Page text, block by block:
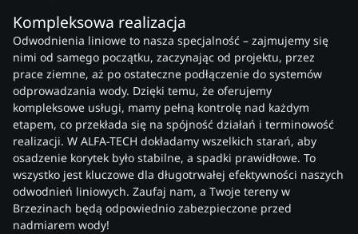
Kompleksowa realizacja
Odwodnienia liniowe to nasza specjalność – zajmujemy się
nimi od samego początku, zaczynając od projektu, przez
prace ziemne, aż po ostateczne podłączenie do systemów
odprowadzania wody. Dzięki temu, że oferujemy
kompleksowe usługi, mamy pełną kontrolę nad każdym
etapem, co przekłada się na spójność działań i terminowość
realizacji. W ALFA-TECH dokładamy wszelkich starań, aby
osadzenie korytek było stabilne, a spadki prawidłowe. To
wszystko jest kluczowe dla długotrwałej efektywności naszych
odwodnień liniowych. Zaufaj nam, a Twoje tereny w
Brzezinach będą odpowiednio zabezpieczone przed
nadmiarem wody!